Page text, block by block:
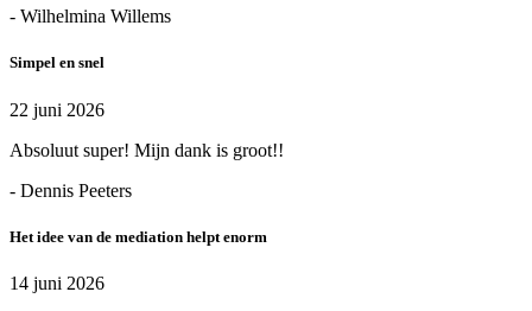
- Wilhelmina Willems
Simpel en snel
22 juni 2026
Absoluut super! Mijn dank is groot!!
- Dennis Peeters
Het idee van de mediation helpt enorm
14 juni 2026